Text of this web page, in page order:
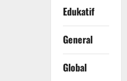
Edukatif
General
Global